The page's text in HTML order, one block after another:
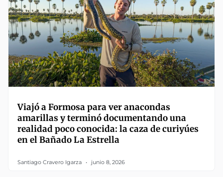
Viajó a Formosa para ver anacondas
amarillas y terminó documentando una
realidad poco conocida: la caza de curiyúes
en el Bañado La Estrella
Santiago Cravero Igarza junio 8, 2026